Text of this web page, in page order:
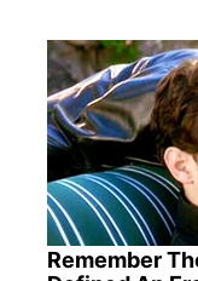
Remember